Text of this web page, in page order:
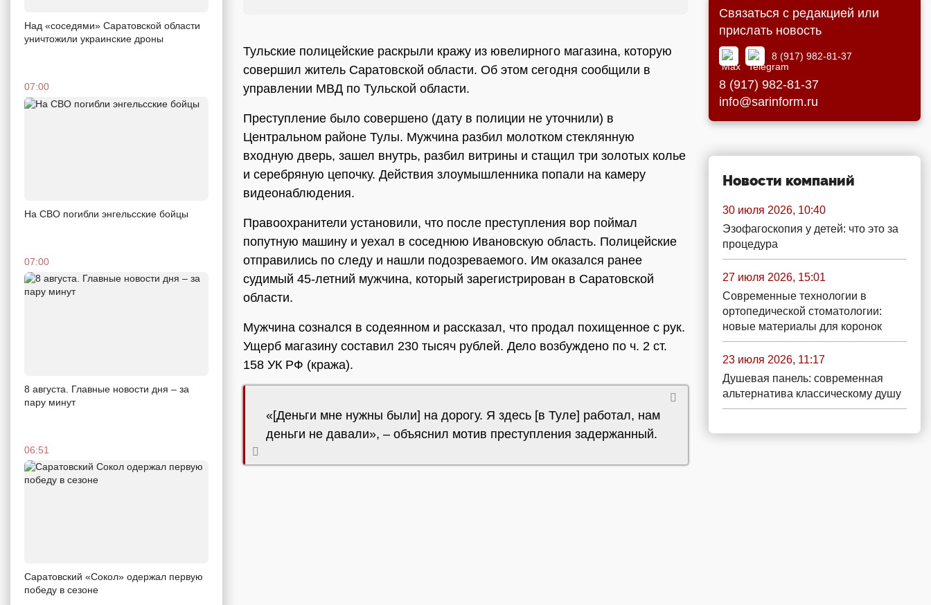
Над «соседями» Саратовской области
уничтожили украинские дроны
07:00
На СВО погибли энгельсские бойцы
07:00
8 августа. Главные новости дня – за
пару минут
06:51
Саратовский «Сокол» одержал первую
победу в сезоне
Тульские полицейские раскрыли кражу из ювелирного магазина, которую
совершил житель Саратовской области. Об этом сегодня сообщили в
управлении МВД по Тульской области.
Преступление было совершено (дату в полиции не уточнили) в
Центральном районе Тулы. Мужчина разбил молотком стеклянную
входную дверь, зашел внутрь, разбил витрины и стащил три золотых колье
и серебряную цепочку. Действия злоумышленника попали на камеру
видеонаблюдения.
Правоохранители установили, что после преступления вор поймал
попутную машину и уехал в соседнюю Ивановскую область. Полицейские
отправились по следу и нашли подозреваемого. Им оказался ранее
судимый 45-летний мужчина, который зарегистрирован в Саратовской
области.
Мужчина сознался в содеянном и рассказал, что продал похищенное с рук.
Ущерб магазину составил 230 тысяч рублей. Дело возбуждено по ч. 2 ст.
158 УК РФ (кража).
«[Деньги мне нужны были] на дорогу. Я здесь [в Туле] работал, нам
деньги не давали», – объяснил мотив преступления задержанный.
Связаться с редакцией или
прислать новость
8 (917) 982-81-37
8 (917) 982-81-37
info@sarinform.ru
Новости компаний
30 июля 2026, 10:40
Эзофагоскопия у детей: что это за
процедура
27 июля 2026, 15:01
Современные технологии в
ортопедической стоматологии:
новые материалы для коронок
23 июля 2026, 11:17
Душевая панель: современная
альтернатива классическому душу